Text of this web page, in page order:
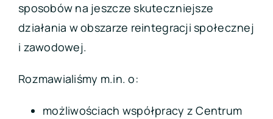
sposobów na jeszcze skuteczniejsze
działania w obszarze reintegracji społecznej
i zawodowej.
Rozmawialiśmy m.in. o:
możliwościach współpracy z Centrum